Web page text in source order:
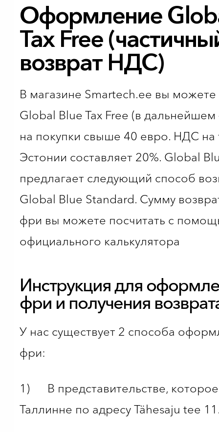
Оформление
Tax Free
возврат НДС)
В магазине Smartech.ee вы
Global Blue Tax Free (в дальнейшем
на покупки свыше 40 евро. НДС на
Эстонии составляет 20%. Global
предлагает следующий способ
Global Blue Standard. Сумму
фри вы можете посчитать с
официального калькулятора
Инструкция для
фри и получения
У нас существует 2 способа
фри:
1) В представительстве, которое
Таллинне по адресу Tähesaju tee